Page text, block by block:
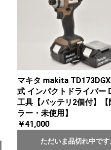
マキタ makita
式 インパクトドライバー
工具【バッテリ2個付】【
ラー・未使用】
￥41,000
ただいま品切れ中です